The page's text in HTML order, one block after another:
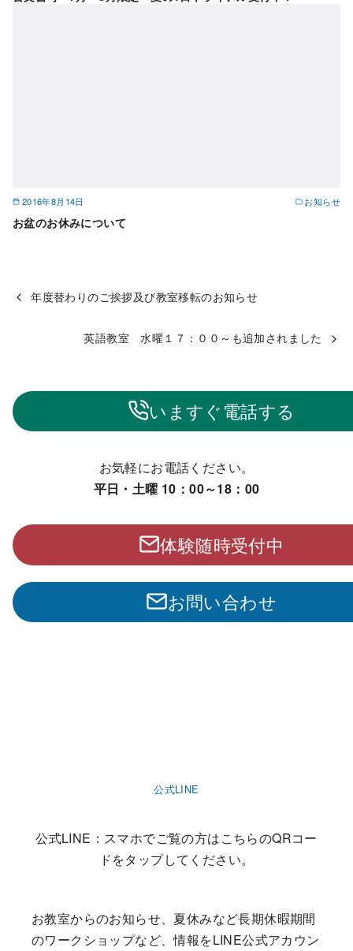
2016年8月14日 お知らせ
お盆のお休みについて
年度替わりのご挨拶及び教室移転のお知らせ
英語教室 水曜１７：００～も追加されました
いますぐ電話する
お気軽にお電話ください。
平日・土曜 10：00～18：00
体験随時受付中
お問い合わせ
公式LINE
公式LINE：スマホでご覧の方はこちらのQRコー
ドをタップしてください。
お教室からのお知らせ、夏休みなど長期休暇期間
のワークショップなど、情報をLINE公式アカウン